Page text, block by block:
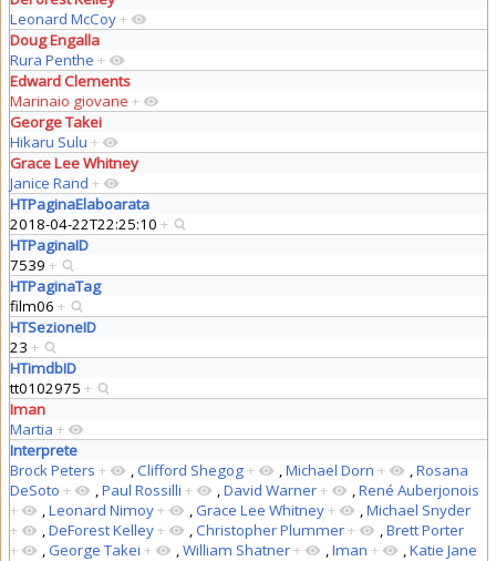
Leonard McCoy+
Doug Engalla
Rura Penthe +
Edward Clements
Marinaio giovane +
George Takei
Hikaru Sulu +
Grace Lee Whitney
Janice Rand +
HTPaginaElaboarata
2018-04-22T22:25:10 +
HTPaginaID
7539 +
HTPaginaTag
film06 +
HTSezioneID
23 +
HTimdbID
tt0102975 +
Iman
Martia +
Interprete
Brock Peters + ,Clifford Shegog+ ,Michael Dorn + ,Rosana
DeSoto + ,Paul Rossilli + ,David Warner+ ,René Auberjonois
+
,Leonard Nimoy+ ,Grace Lee Whitney+ ,Michael Snyder
+
,DeForest Kelley+ ,Christopher Plummer+ ,Brett Porter
+
,George Takei + ,William Shatner+ ,Iman + ,Katie Jane